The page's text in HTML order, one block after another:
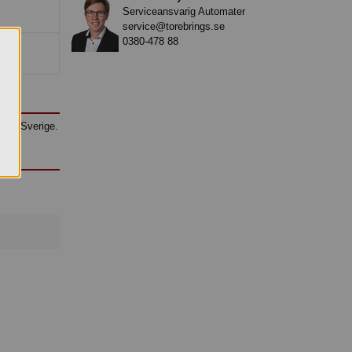
i Sverige.
Serviceansvarig Automater
service@torebrings.se
0380-478 88